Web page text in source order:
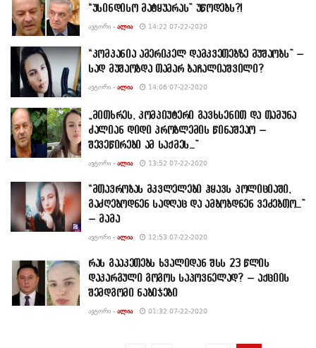
“უსინდისო მატყუარას” უწოდებს?!
ᲐᲕᲢᲝᲠᲘ - ᲐᲚᲘᲐ 14:22 07-22-2020
“კომპანია ამერიკელ დამკვეთებზე მუშაობს” –
სად მუშაობდა თამარ ბაჩალიაშვილი?
ᲐᲕᲢᲝᲠᲘ - ᲐᲚᲘᲐ 14:06 07-22-2020
„მითხრეს, კომპიუტერი გავხსენით და თამუნა
ძალიან დიდი პრობლემის წინაშეაო –
შევეწირები ამ საქმეს…”
ᲐᲕᲢᲝᲠᲘ - ᲐᲚᲘᲐ 13:52 07-22-2020
“მთავრობას მკვლელები ჰყავს პოლიციაში,
გაძღებოდნენ სადღაც და ამბობდნენ ვეძებთო…”
– მამა
ᲐᲕᲢᲝᲠᲘ - ᲐᲚᲘᲐ 12:53 07-22-2020
რას გააკეთებს ხვალიდან შსს 23 წლის
დაკარგული გოგოს საპოვნელად? – აქციის
შემდგომი ნაბიჯები
ᲐᲕᲢᲝᲠᲘ - ᲐᲚᲘᲐ 01:32 07-22-2020